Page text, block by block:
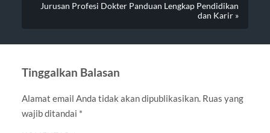
Jurusan Profesi Dokter Panduan Lengkap Pendidikan
dan Karir »
Tinggalkan Balasan
Alamat email Anda tidak akan dipublikasikan. Ruas yang
wajib ditandai *